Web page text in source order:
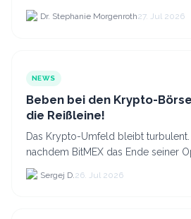
Wallet einrichten zu müssen. Dazu
nicht nur Bitcoin h...
Dr. Stephanie Morgenroth27. Jul 2026
NEWS
Beben bei den Krypto-
die Reißleine!
Das Krypto-Umfeld bleibt
nachdem BitMEX das Ende seiner
September 2026 bekannt gegeben
nächste gr...
Sergej D.26. Jul 2026